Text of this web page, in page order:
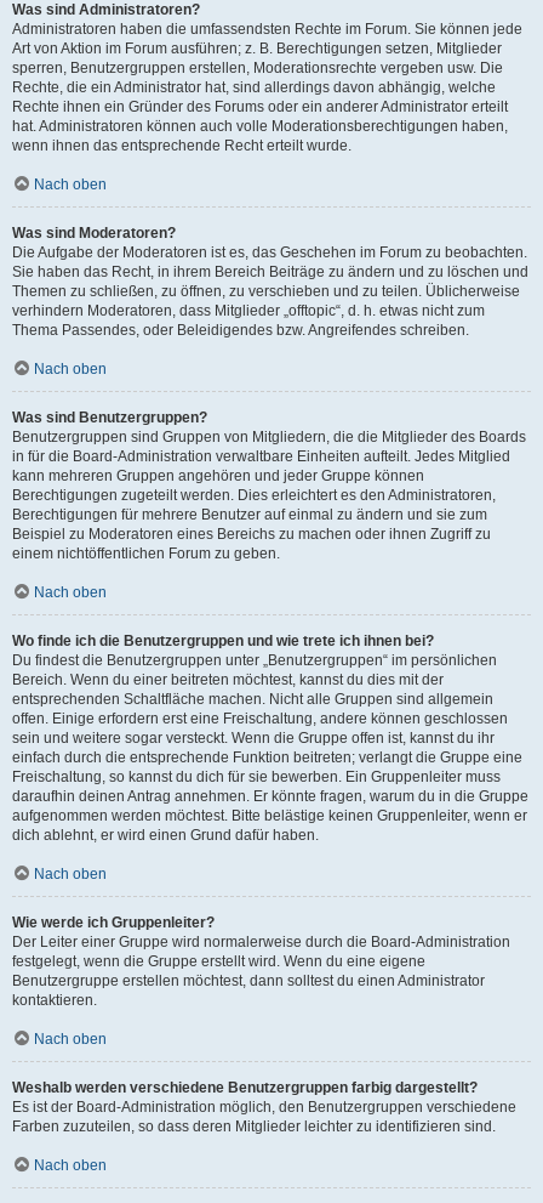
Was sind Administratoren?
Administratoren haben die umfassendsten Rechte im Forum. Sie können jede
Art von Aktion im Forum ausführen; z. B. Berechtigungen setzen, Mitglieder
sperren, Benutzergruppen erstellen, Moderationsrechte vergeben usw. Die
Rechte, die ein Administrator hat, sind allerdings davon abhängig, welche
Rechte ihnen ein Gründer des Forums oder ein anderer Administrator erteilt
hat. Administratoren können auch volle Moderationsberechtigungen haben,
wenn ihnen das entsprechende Recht erteilt wurde.
Nach oben
Was sind Moderatoren?
Die Aufgabe der Moderatoren ist es, das Geschehen im Forum zu beobachten.
Sie haben das Recht, in ihrem Bereich Beiträge zu ändern und zu löschen und
Themen zu schließen, zu öffnen, zu verschieben und zu teilen. Üblicherweise
verhindern Moderatoren, dass Mitglieder „offtopic“, d. h. etwas nicht zum
Thema Passendes, oder Beleidigendes bzw. Angreifendes schreiben.
Nach oben
Was sind Benutzergruppen?
Benutzergruppen sind Gruppen von Mitgliedern, die die Mitglieder des Boards
in für die Board-Administration verwaltbare Einheiten aufteilt. Jedes Mitglied
kann mehreren Gruppen angehören und jeder Gruppe können
Berechtigungen zugeteilt werden. Dies erleichtert es den Administratoren,
Berechtigungen für mehrere Benutzer auf einmal zu ändern und sie zum
Beispiel zu Moderatoren eines Bereichs zu machen oder ihnen Zugriff zu
einem nichtöffentlichen Forum zu geben.
Nach oben
Wo finde ich die Benutzergruppen und wie trete ich ihnen bei?
Du findest die Benutzergruppen unter „Benutzergruppen“ im persönlichen
Bereich. Wenn du einer beitreten möchtest, kannst du dies mit der
entsprechenden Schaltfläche machen. Nicht alle Gruppen sind allgemein
offen. Einige erfordern erst eine Freischaltung, andere können geschlossen
sein und weitere sogar versteckt. Wenn die Gruppe offen ist, kannst du ihr
einfach durch die entsprechende Funktion beitreten; verlangt die Gruppe eine
Freischaltung, so kannst du dich für sie bewerben. Ein Gruppenleiter muss
daraufhin deinen Antrag annehmen. Er könnte fragen, warum du in die Gruppe
aufgenommen werden möchtest. Bitte belästige keinen Gruppenleiter, wenn er
dich ablehnt, er wird einen Grund dafür haben.
Nach oben
Wie werde ich Gruppenleiter?
Der Leiter einer Gruppe wird normalerweise durch die Board-Administration
festgelegt, wenn die Gruppe erstellt wird. Wenn du eine eigene
Benutzergruppe erstellen möchtest, dann solltest du einen Administrator
kontaktieren.
Nach oben
Weshalb werden verschiedene Benutzergruppen farbig dargestellt?
Es ist der Board-Administration möglich, den Benutzergruppen verschiedene
Farben zuzuteilen, so dass deren Mitglieder leichter zu identifizieren sind.
Nach oben